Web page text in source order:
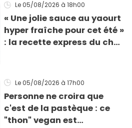
Le 05/08/2026 à 18h00
« Une jolie sauce au yaourt
hyper fraîche pour cet été »
: la recette express du chef
grillades
Le 05/08/2026 à 17h00
Personne ne croira que
c'est de la pastèque : ce
"thon" vegan est